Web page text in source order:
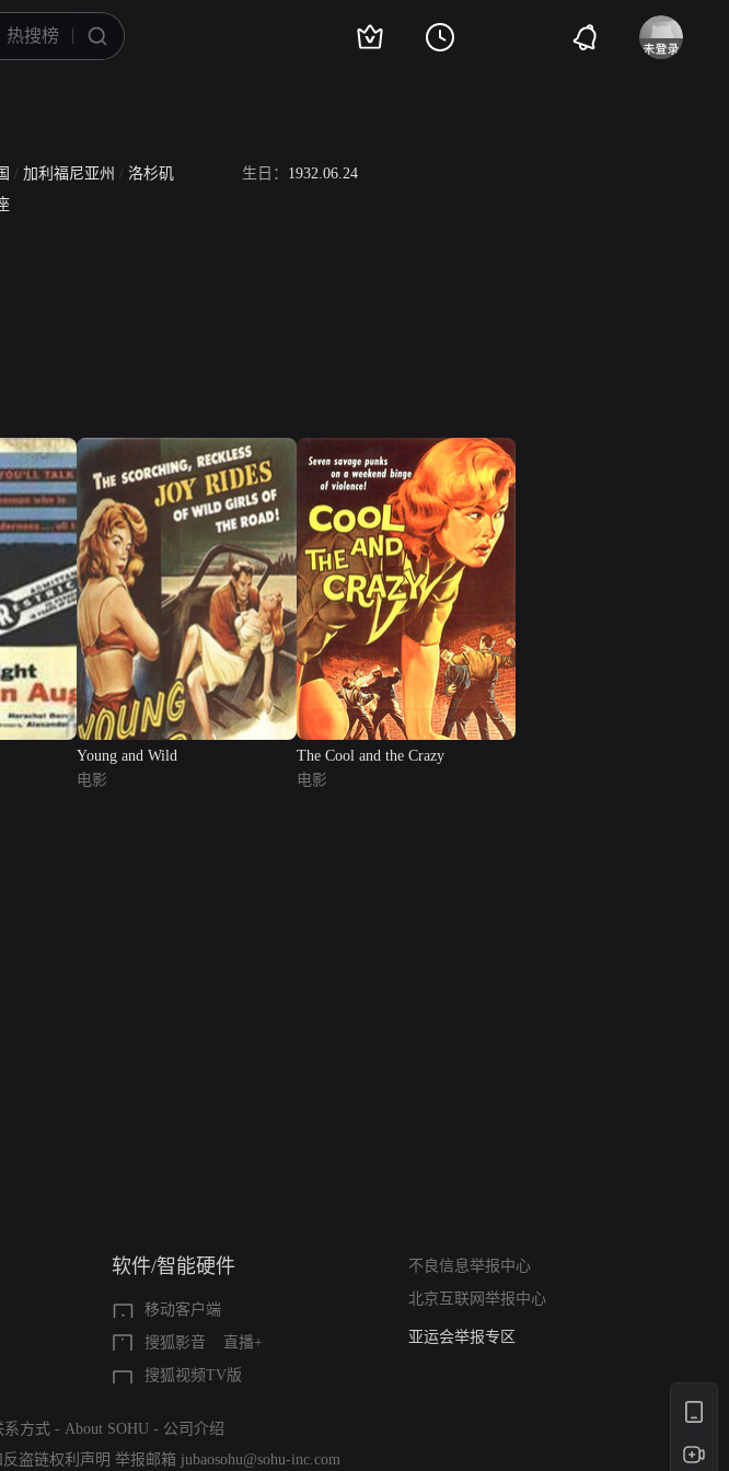
/ 加利福尼亚州 / 洛杉矶 生日： 1932.06.24
Young and Wild
电影
The Cool and the Crazy
电影
软件/智能硬件
移动客户端
搜狐影音
直播+
搜狐视频TV版
不良信息举报中心
北京互联网举报中心
12318 文化市场举报
算法推荐专项举报
亚运会举报专区
系方式 - About SOHU - 公司介绍
盗链权利声明 举报邮箱 jubaosohu@sohu-inc.com